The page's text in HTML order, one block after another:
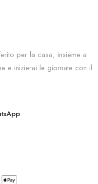
per la casa, insieme a
e inizierai le giornate con il